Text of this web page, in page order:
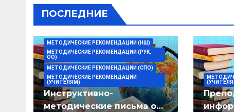
ПОСЛЕДНИЕ
МЕТОДИЧЕСКИЕ РЕКОМЕНДАЦИИ (НШ)
МЕТОДИЧЕСКИЕ РЕКОМЕНДАЦИИ (РУК.
ОО)
МЕТОДИЧЕСКИЕ РЕКОМЕНДАЦИИ (СПО)
МЕТОДИЧЕСКИЕ РЕКОМЕНДАЦИИ
(УЧИТЕЛЯМ)
Инструктивно-
методические письма о